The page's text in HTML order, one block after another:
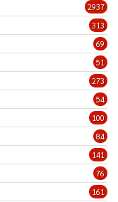
2937
313
69
51
273
54
100
84
141
76
161